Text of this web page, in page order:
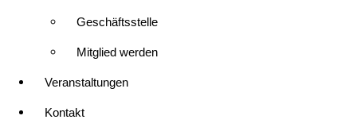
Geschäftsstelle
Mitglied werden
Veranstaltungen
Kontakt